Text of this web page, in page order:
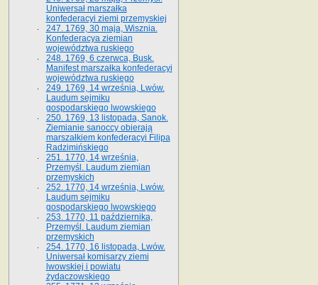
Uniwersał marszałka
konfederacyi ziemi przemyskiej
247. 1769, 30 maja, Wisznia.
Konfederacya ziemian
województwa ruskiego
248. 1769, 6 czerwca, Busk.
Manifest marszałka konfederacyi
województwa ruskiego
249. 1769, 14 września, Lwów.
Laudum sejmiku
gospodarskiego lwowskiego
250. 1769, 13 listopada, Sanok.
Ziemianie sanoccy obierają
marszałkiem konfederacyi Filipa
Radzimińskiego
251. 1770, 14 września,
Przemyśl. Laudum ziemian
przemyskich
252. 1770, 14 września, Lwów.
Laudum sejmiku
gospodarskiego lwowskiego
253. 1770, 11 października,
Przemyśl. Laudum ziemian
przemyskich
254. 1770, 16 listopada, Lwów.
Uniwersał komisarzy ziemi
lwowskiej i powiatu
żydaczowskiego